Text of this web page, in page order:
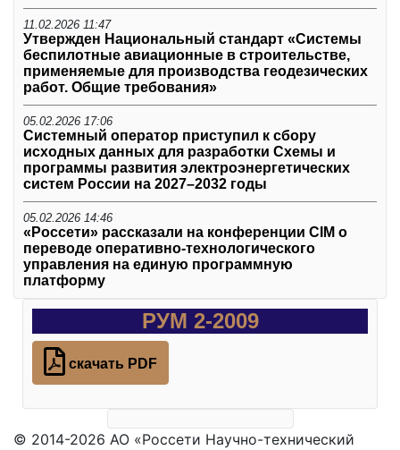
11.02.2026 11:47
Утвержден Национальный стандарт «Системы
беспилотные авиационные в строительстве,
применяемые для производства геодезических
работ. Общие требования»
05.02.2026 17:06
Системный оператор приступил к сбору
исходных данных для разработки Схемы и
программы развития электроэнергетических
систем России на 2027–2032 годы
05.02.2026 14:46
«Россети» рассказали на конференции CIM о
переводе оперативно-технологического
управления на единую программную
платформу
РУМ 2-2009
скачать PDF
© 2014-2026 АО «Россети Научно-технический